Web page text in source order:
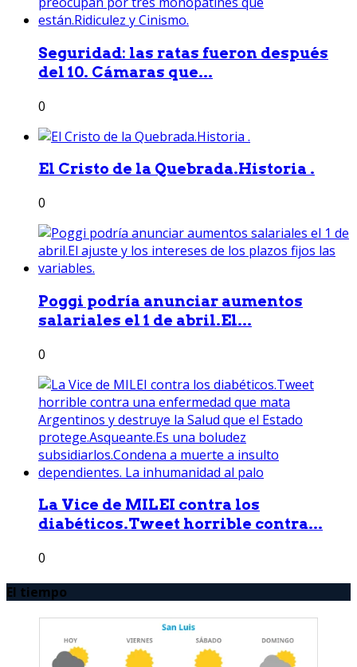
Seguridad: las ratas fueron después
del 10. Cámaras que...
0
El Cristo de la Quebrada.Historia .
0
Poggi podría anunciar aumentos
salariales el 1 de abril.El...
0
La Vice de MILEI contra los
diabéticos.Tweet horrible contra...
0
El tiempo